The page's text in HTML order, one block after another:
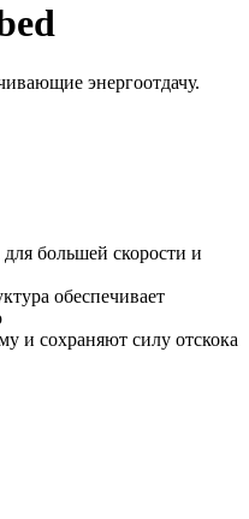
энергоотдачу.
большей скорости и
обеспечивает
и сохраняют силу отскока